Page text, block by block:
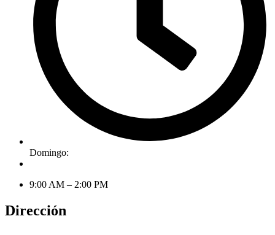
Domingo:
9:00 AM – 2:00 PM
Dirección